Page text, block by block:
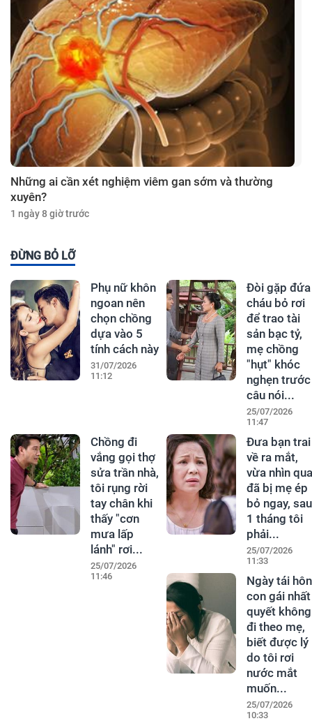
Những ai cần xét nghiệm viêm gan sớm và thường
xuyên?
1 ngày 8 giờ trước
ĐỪNG BỎ LỠ
Phụ nữ khôn
ngoan nên
chọn chồng
dựa vào 5
tính cách này
31/07/2026
11:12
Đòi gặp đứa
cháu bỏ rơi
để trao tài
sản bạc tỷ,
mẹ chồng
"hụt" khóc
nghẹn trước
câu nói...
25/07/2026
11:47
Chồng đi
vắng gọi thợ
sửa trần nhà,
tôi rụng rời
tay chân khi
thấy "cơn
mưa lấp
lánh" rơi...
25/07/2026
11:46
Đưa bạn trai
về ra mắt,
vừa nhìn qua
đã bị mẹ ép
bỏ ngay, sau
1 tháng tôi
phải...
25/07/2026
11:33
Ngày tái
con gái nhất
quyết không
đi theo mẹ,
biết được lý
do tôi rơi
nước mắt
muốn...
25/07/2026
10:33